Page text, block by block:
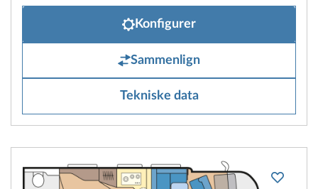
Konfigurer
Sammenlign
Tekniske data